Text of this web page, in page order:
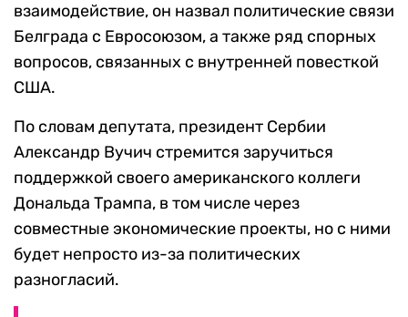
взаимодействие, он назвал политические связи
Белграда с Евросоюзом, а также ряд спорных
вопросов, связанных с внутренней повесткой
США.
По словам депутата, президент Сербии
Александр Вучич стремится заручиться
поддержкой своего американского коллеги
Дональда Трампа, в том числе через
совместные экономические проекты, но с ними
будет непросто из-за политических
разногласий.